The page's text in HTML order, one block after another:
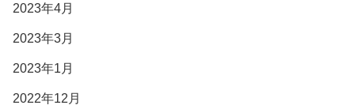
2023年4月
2023年3月
2023年1月
2022年12月